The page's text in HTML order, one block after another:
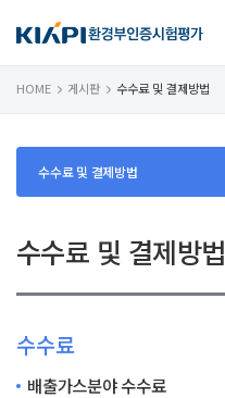
HOME 게시판 수수료 및 결제방법
수수료 및 결제방법
수수료 및 결제방법
수수료
배출가스분야 수수료